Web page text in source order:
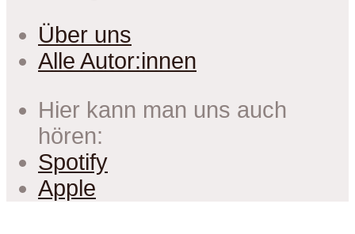
Über uns
Alle Autor:innen
Hier kann man uns auch
hören:
Spotify
Apple